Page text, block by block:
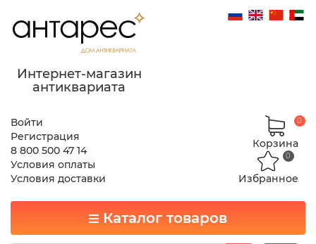
Интернет-магазин
антиквариата
Войти
Регистрация
8 800 500 47 14
Условия оплаты
Условия доставки
Корзина
0
Избранное
0
Каталог товаров